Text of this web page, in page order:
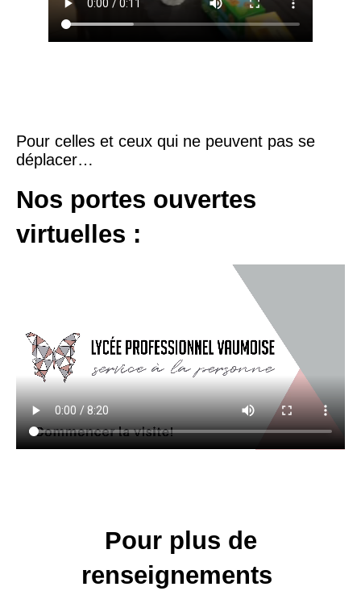
Pour celles et ceux qui ne peuvent pas se
déplacer…
Nos portes ouvertes
virtuelles :
Pour plus de
renseignements